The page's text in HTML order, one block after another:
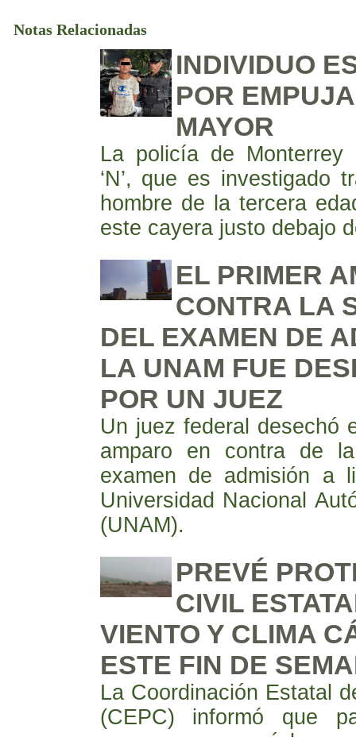
Notas Relacionadas
INDIVIDUO
POR
MAYOR
La policía de Monterrey
‘N’, que es investigado
hombre de la tercera
este cayera justo debajo
EL PRIMER
CONTRA LA
DEL EXAMEN DE
LA UNAM FUE
POR UN JUEZ
Un juez federal desechó
amparo en contra de
examen de admisión a
Universidad Nacional
(UNAM).
PREVÉ
CIVIL
VIENTO Y CLIMA
ESTE FIN DE
La Coordinación Estatal
(CEPC) informó que